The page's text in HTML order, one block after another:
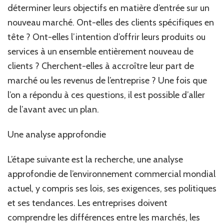
déterminer leurs objectifs en matière d’entrée sur un
nouveau marché. Ont-elles des clients spécifiques en
tête ? Ont-elles l’intention d’offrir leurs produits ou
services à un ensemble entièrement nouveau de
clients ? Cherchent-elles à accroître leur part de
marché ou les revenus de l’entreprise ? Une fois que
l’on a répondu à ces questions, il est possible d’aller
de l’avant avec un plan.
Une analyse approfondie
L’étape suivante est la recherche, une analyse
approfondie de l’environnement commercial mondial
actuel, y compris ses lois, ses exigences, ses politiques
et ses tendances. Les entreprises doivent
comprendre les différences entre les marchés, les